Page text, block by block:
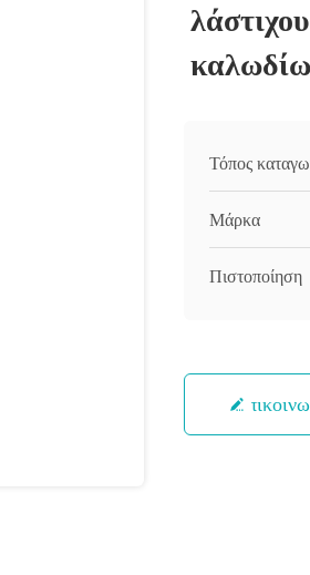
Τόπος
Μάρκα
Πιστοποίηση